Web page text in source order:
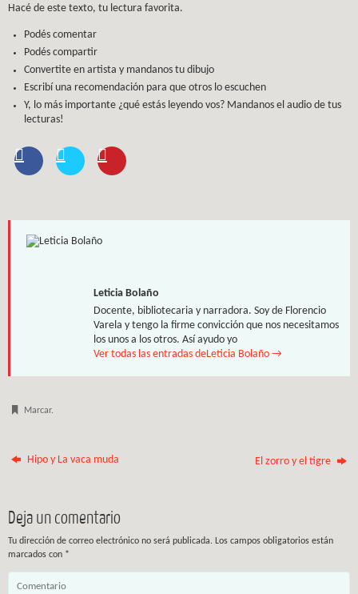
Hacé de este texto, tu lectura favorita.
Podés comentar
Podés compartir
Convertite en artista y mandanos tu dibujo
Escribí una recomendación para que otros lo escuchen
Y, lo más importante ¿qué estás leyendo vos? Mandanos el audio de tus
lecturas!
Leticia Bolaño
Docente, bibliotecaria y narradora. Soy de Florencio
Varela y tengo la firme convicción que nos necesitamos
los unos a los otros. Así ayudo yo
Ver todas las entradas deLeticia Bolaño →
Marcar.
Hipo y La vaca muda El zorro y el tigre
Deja un comentario
Tu dirección de correo electrónico no será publicada. Los campos obligatorios están
marcados con *